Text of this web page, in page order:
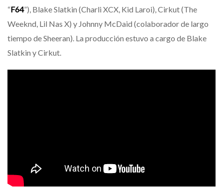
“F64”), Blake Slatkin (Charli XCX, Kid Laroi), Cirkut (The
Weeknd, Lil Nas X) y Johnny McDaid (colaborador de largo
tiempo de Sheeran). La producción estuvo a cargo de Blake
Slatkin y Cirkut.